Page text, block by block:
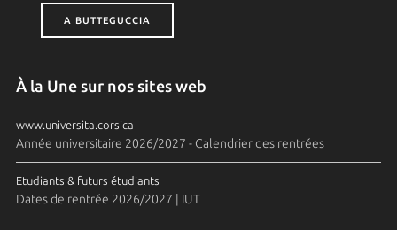
A BUTTEGUCCIA
À la Une sur nos sites web
www.universita.corsica
Année universitaire 2026/2027 - Calendrier des rentrées
Etudiants & futurs étudiants
Dates de rentrée 2026/2027 | IUT